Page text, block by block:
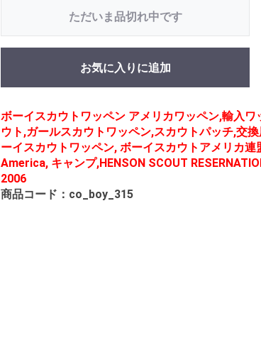
ただいま品切れ中です
お気に入りに追加
ボーイスカウトワッペン アメリカワッペン,輸入ワ
ウト,ガールスカウトワッペン,スカウトパッチ,交
ーイスカウトワッペン, ボーイスカウトアメリカ
America, キャンプ,HENSON SCOUT
2006
商品コード：co_boy_315